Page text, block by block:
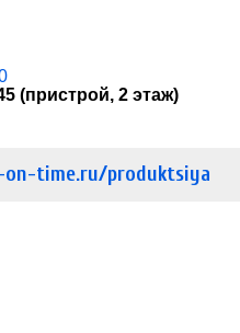
(пристрой, 2 этаж)
time.ru/produktsiya